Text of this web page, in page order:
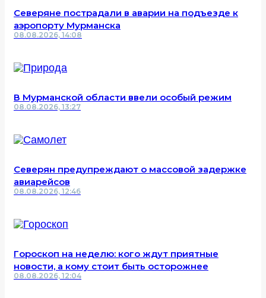
Северяне пострадали в аварии на подъезде к
аэропорту Мурманска
08.08.2026, 14:08
В Мурманской области ввели особый режим
08.08.2026, 13:27
Северян предупреждают о массовой задержке
авиарейсов
08.08.2026, 12:46
Гороскоп на неделю: кого ждут приятные
новости, а кому стоит быть осторожнее
08.08.2026, 12:04